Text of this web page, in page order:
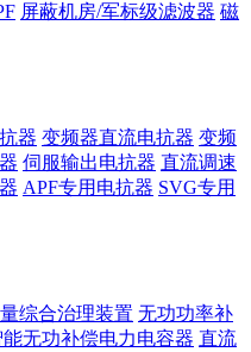
屏蔽机房/军标级滤波器 磁
器 变频器直流电抗器 变频
伺服输出电抗器 直流调速
APF专用电抗器 SVG专用
综合治理装置 无功功率补
能无功补偿电力电容器 直流